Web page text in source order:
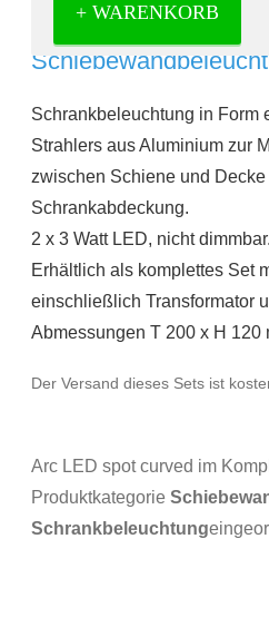
+ WARENKORB
Arc LED spot
Schrankbeleuchtung in Form
Strahlers aus Aluminium zur
zwischen Schiene und Decke
Schrankabdeckung.
2 x 3 Watt LED, nicht dimmbar.
Erhältlich als komplettes Set
einschließlich Transformator
Abmessungen T 200 x H 120
Der Versand dieses Sets ist
Arc LED spot curved im
Produktkategorie
Schrankbeleuchtung